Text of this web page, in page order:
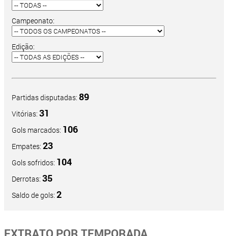
Campeonato:
Edição:
Partidas disputadas: 89
Vitórias: 31
Gols marcados: 106
Empates: 23
Gols sofridos: 104
Derrotas: 35
Saldo de gols: 2